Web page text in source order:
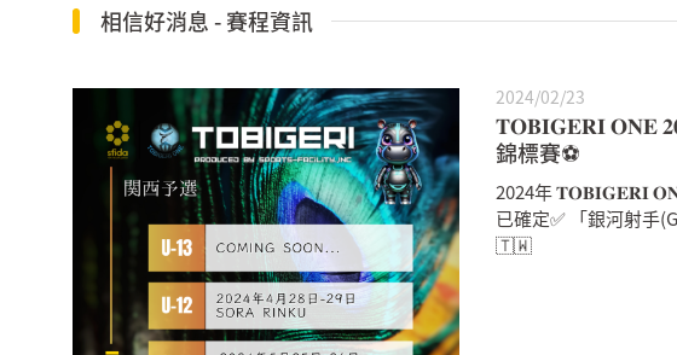
相信好消息 - 賽程資訊
2024/02/23
𝐓𝐎𝐁𝐈𝐆𝐄𝐑𝐈 𝐎𝐍𝐄
錦標賽⚽️
2024年 𝐓𝐎𝐁𝐈𝐆𝐄𝐑𝐈
已確定✅ 「銀河射手
🇹🇼